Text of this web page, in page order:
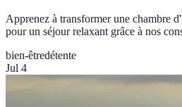
Apprenez à transformer une chambre
pour un séjour relaxant grâce à nos
bien-êtredétente
Jul 4